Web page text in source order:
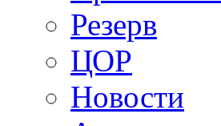
Резерв
ЦОР
Новости